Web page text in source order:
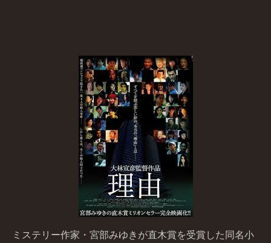
ミステリー作家・宮部みゆきが直木賞を受賞した同名小